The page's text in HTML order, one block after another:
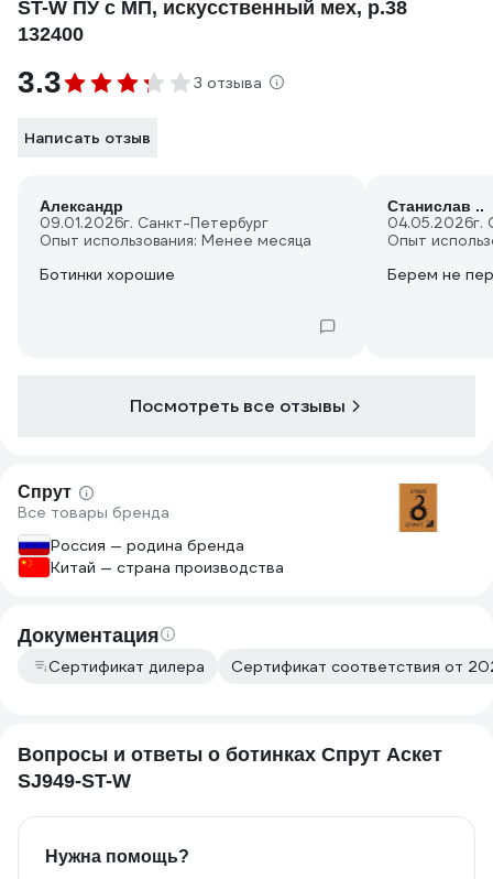
ST-W ПУ с МП, искусственный мех, р.38
132400
3.3 3 отзыва
Написать отзыв
Александр
09.01.2026г. Санкт-Петербург
Опыт использования: Менее месяца
Ботинки хорошие
Станислав ..
04.05.2026г.
Опыт
Берем не
Посмотреть все отзывы
Спрут
Все товары бренда
Россия — родина бренда
Китай — страна производства
Документация
Сертификат дилера Сертификат соответствия от
Вопросы и ответы о ботинках Спрут Аскет
SJ949-ST-W
Нужна помощь?